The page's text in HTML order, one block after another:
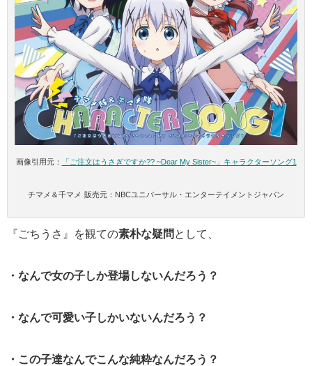
画像引用元： 「ご注文はうさぎですか?? ~Dear My Sister~」キャラクターソング1
チマメ＆千マメ 販売元：NBCユニバーサル・エンターテイメントジャパン
『ごちうさ』を観ての素朴な疑問 として、
・なんで女の子しか登場しないんだろう？
・なんで可愛い子しかいないんだろう？
・この子達なんでこんな純粋なんだろう？